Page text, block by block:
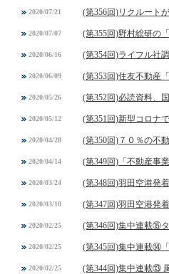
2020/07/21 (第356回)リクルート
2020/07/07 (第355回)野村総研の
2020/06/16 (第354回)ライフル社
2020/06/09 (第353回)住友不動産
2020/05/26 (第352回)必読資料、
2020/05/12 (第351回)新型コロナ
2020/04/28 (第350回)７０％の不
2020/04/14 (第349回)「不動産事
2020/03/24 (第348回)羽田空港発
2020/03/10 (第347回)羽田空港発
2020/02/25 (第346回)集中連載⑮
2020/02/25 (第345回)集中連載⑭
2020/02/25 (第344回)集中連載⑬